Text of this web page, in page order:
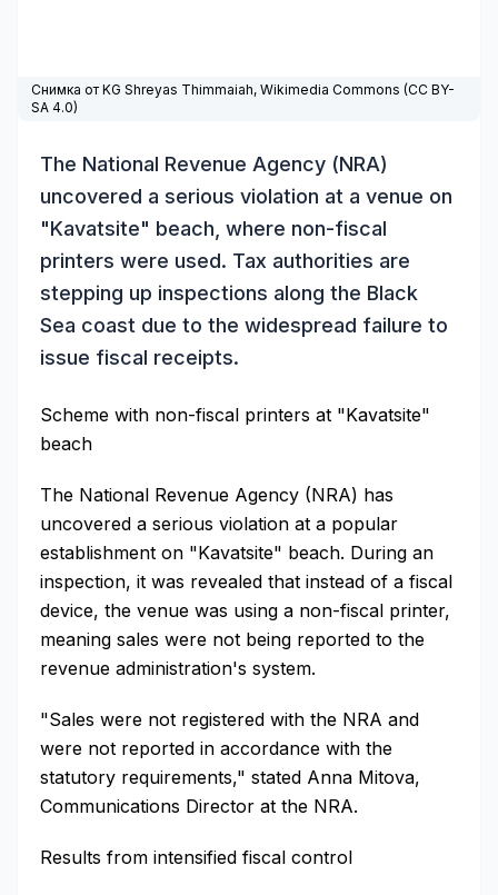
Снимка от KG Shreyas Thimmaiah, Wikimedia Commons (CC BY-
SA 4.0)
The National Revenue Agency (NRA)
uncovered a serious violation at a venue on
"Kavatsite" beach, where non-fiscal
printers were used. Tax authorities are
stepping up inspections along the Black
Sea coast due to the widespread failure to
issue fiscal receipts.
Scheme with non-fiscal printers at "Kavatsite"
beach
The National Revenue Agency (NRA) has
uncovered a serious violation at a popular
establishment on "Kavatsite" beach. During an
inspection, it was revealed that instead of a fiscal
device, the venue was using a non-fiscal printer,
meaning sales were not being reported to the
revenue administration's system.
"Sales were not registered with the NRA and
were not reported in accordance with the
statutory requirements," stated Anna Mitova,
Communications Director at the NRA.
Results from intensified fiscal control